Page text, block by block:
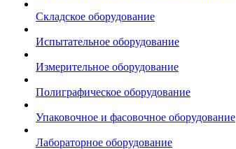
Складское оборудование
Испытательное оборудование
Измерительное оборудование
Полиграфическое оборудование
Упаковочное и фасовочное оборудование
Лабораторное оборудование